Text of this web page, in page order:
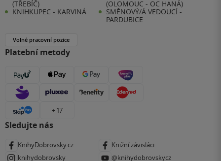
(TŘEBÍČ)
(OLOMOUC - OC HANÁ)
KNIHKUPEC - KARVINÁ
SMĚNOVÝ/Á VEDOUCÍ -
PARDUBICE
Volné pracovní pozice
Platební metody
+ 17
Sledujte nás
KnihyDobrovsky.cz
Knižní závisláci
knihydobrovsky
@knihydobrovskycz